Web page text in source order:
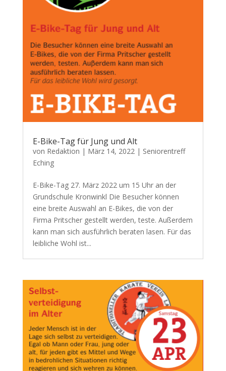
E-Bike-Tag für Jung und Alt
von Redaktion | März 14, 2022 | Seniorentreff
Eching
E-Bike-Tag 27. März 2022 um 15 Uhr an der
Grundschule Kronwinkl Die Besucher können
eine breite Auswahl an E-Bikes, die von der
Firma Pritscher gestellt werden, teste. Außerdem
kann man sich ausführlich beraten lasen. Für das
leibliche Wohl ist...